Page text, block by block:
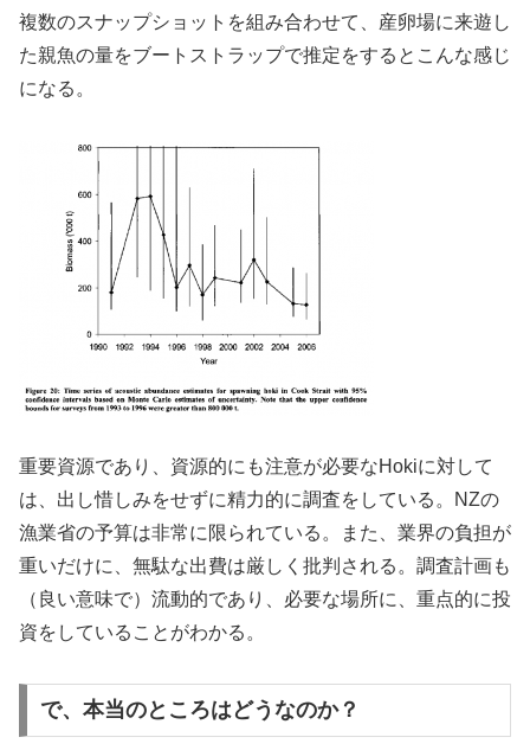
複数のスナップショットを組み合わせて、産卵場に来遊し
た親魚の量をブートストラップで推定をするとこんな感じ
になる。
重要資源であり、資源的にも注意が必要なHokiに対して
は、出し惜しみをせずに精力的に調査をしている。NZの
漁業省の予算は非常に限られている。また、業界の負担が
重いだけに、無駄な出費は厳しく批判される。調査計画も
（良い意味で）流動的であり、必要な場所に、重点的に投
資をしていることがわかる。
で、本当のところはどうなのか？